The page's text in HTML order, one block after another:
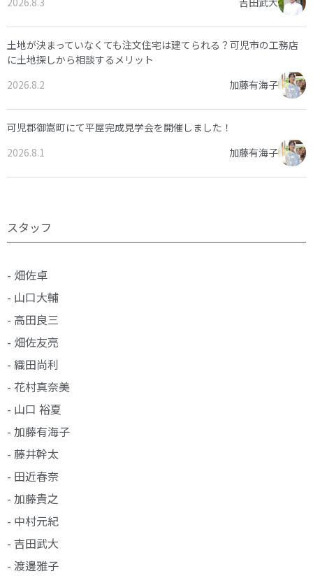
土地が決まっていなくても注文住宅は建てられる？可児市の工務店
に土地探しから相談するメリット
2026.8.2
加藤有海子
可児郡御嵩町にて平屋完成見学会を開催しました！
2026.8.1
加藤有海子
スタッフ
- 畑佐卓
- 山口大輔
- 高田良三
- 畑佐友亮
- 織田尚利
- 花村真奈美
- 山口 裕夏
- 加藤有海子
- 藤井幹太
- 田近春奈
- 加藤貴之
- 中村元紀
- 吉田武大
- 渡邊雅子